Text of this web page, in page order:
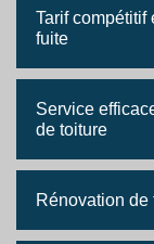
Tarif compétitif
fuite
Service
de toiture
Rénovation